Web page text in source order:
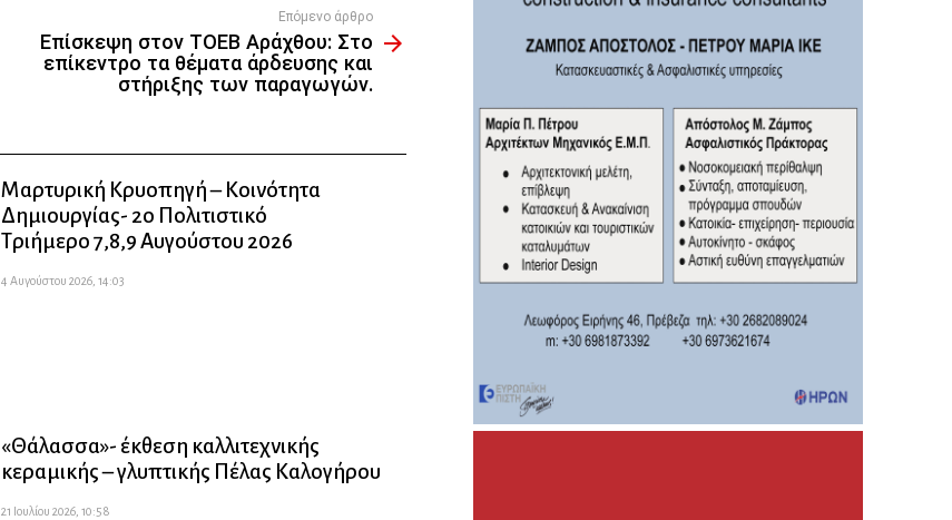
Επόμενο άρθρο
Επίσκεψη στον ΤΟΕΒ Αράχθου: Στο
επίκεντρο τα θέματα άρδευσης και
στήριξης των παραγωγών.
Μαρτυρική Κρυοπηγή – Κοινότητα
Δημιουργίας- 2ο Πολιτιστικό
Τριήμερο 7,8,9 Αυγούστου 2026
4 Αυγούστου 2026, 14:03
«Θάλασσα»- έκθεση καλλιτεχνικής
κεραμικής – γλυπτικής Πέλας Καλογήρου
21 Ιουλίου 2026, 10:58